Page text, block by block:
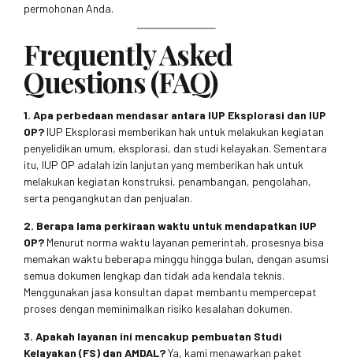
permohonan Anda.
Frequently Asked
Questions (FAQ)
1. Apa perbedaan mendasar antara IUP Eksplorasi dan IUP
OP? IUP Eksplorasi memberikan hak untuk melakukan kegiatan
penyelidikan umum, eksplorasi, dan studi kelayakan. Sementara
itu, IUP OP adalah izin lanjutan yang memberikan hak untuk
melakukan kegiatan konstruksi, penambangan, pengolahan,
serta pengangkutan dan penjualan.
2. Berapa lama perkiraan waktu untuk mendapatkan IUP
OP? Menurut norma waktu layanan pemerintah, prosesnya bisa
memakan waktu beberapa minggu hingga bulan, dengan asumsi
semua dokumen lengkap dan tidak ada kendala teknis.
Menggunakan jasa konsultan dapat membantu mempercepat
proses dengan meminimalkan risiko kesalahan dokumen.
3. Apakah layanan ini mencakup pembuatan Studi
Kelayakan (FS) dan AMDAL?Ya, kami menawarkan paket